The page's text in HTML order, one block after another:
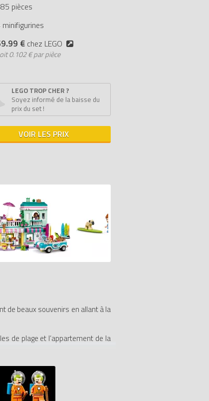
pièces
minifigurines
€ chez LEGO
0.102 € par pièce
LEGO TROP CHER ?
Soyez informé de la baisse du
prix du set !
VOIR LES PRIX
de beaux souvenirs en allant à la
de plage et l’appartement de la
Andréa et Mia chargent leurs
qui aident les enfants à